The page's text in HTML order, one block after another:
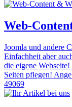
Web-
Joomla und andere
Einfachheit aber
die eigene
Seiten pflegen!
49069